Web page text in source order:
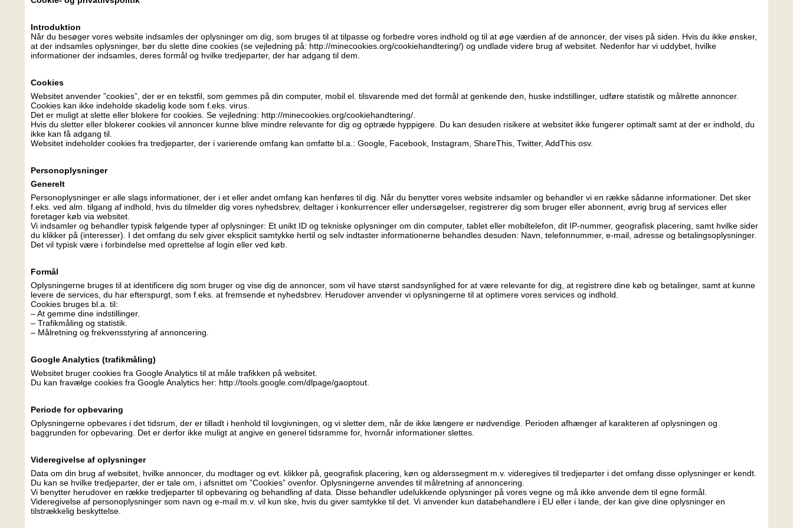
Introduktion
Når du besøger vores website indsamles der oplysninger om dig, som bruges til at tilpasse og forbedre vores indhold og til at øge værdien af de annoncer, der vises på siden. Hvis du ikke ønsker,
at der indsamles oplysninger, bør du slette dine cookies (se vejledning på: http://minecookies.org/cookiehandtering/) og undlade videre brug af websitet. Nedenfor har vi uddybet, hvilke
informationer der indsamles, deres formål og hvilke tredjeparter, der har adgang til dem.
Cookies
Websitet anvender ”cookies”, der er en tekstfil, som gemmes på din computer, mobil el. tilsvarende med det formål at genkende den, huske indstillinger, udføre statistik og målrette annoncer.
Cookies kan ikke indeholde skadelig kode som f.eks. virus.
Det er muligt at slette eller blokere for cookies. Se vejledning: http://minecookies.org/cookiehandtering/.
Hvis du sletter eller blokerer cookies vil annoncer kunne blive mindre relevante for dig og optræde hyppigere. Du kan desuden risikere at websitet ikke fungerer optimalt samt at der er indhold, du
ikke kan få adgang til.
Websitet indeholder cookies fra tredjeparter, der i varierende omfang kan omfatte bl.a.: Google, Facebook, Instagram, ShareThis, Twitter, AddThis osv.
Personoplysninger
Generelt
Personoplysninger er alle slags informationer, der i et eller andet omfang kan henføres til dig. Når du benytter vores website indsamler og behandler vi en række sådanne informationer. Det sker
f.eks. ved alm. tilgang af indhold, hvis du tilmelder dig vores nyhedsbrev, deltager i konkurrencer eller undersøgelser, registrerer dig som bruger eller abonnent, øvrig brug af services eller
foretager køb via websitet.
Vi indsamler og behandler typisk følgende typer af oplysninger: Et unikt ID og tekniske oplysninger om din computer, tablet eller mobiltelefon, dit IP-nummer, geografisk placering, samt hvilke sider
du klikker på (interesser). I det omfang du selv giver eksplicit samtykke hertil og selv indtaster informationerne behandles desuden: Navn, telefonnummer, e-mail, adresse og betalingsoplysninger.
Det vil typisk være i forbindelse med oprettelse af login eller ved køb.
Formål
Oplysningerne bruges til at identificere dig som bruger og vise dig de annoncer, som vil have størst sandsynlighed for at være relevante for dig, at registrere dine køb og betalinger, samt at kunne
levere de services, du har efterspurgt, som f.eks. at fremsende et nyhedsbrev. Herudover anvender vi oplysningerne til at optimere vores services og indhold.
Cookies bruges bl.a. til:
– At gemme dine indstillinger.
– Trafikmåling og statistik.
– Målretning og frekvensstyring af annoncering.
Google Analytics (trafikmåling)
Websitet bruger cookies fra Google Analytics til at måle trafikken på websitet.
Du kan fravælge cookies fra Google Analytics her: http://tools.google.com/dlpage/gaoptout.
Periode for opbevaring
Oplysningerne opbevares i det tidsrum, der er tilladt i henhold til lovgivningen, og vi sletter dem, når de ikke længere er nødvendige. Perioden afhænger af karakteren af oplysningen og
baggrunden for opbevaring. Det er derfor ikke muligt at angive en generel tidsramme for, hvornår informationer slettes.
Videregivelse af oplysninger
Data om din brug af websitet, hvilke annoncer, du modtager og evt. klikker på, geografisk placering, køn og alderssegment m.v. videregives til tredjeparter i det omfang disse oplysninger er kendt.
Du kan se hvilke tredjeparter, der er tale om, i afsnittet om ”Cookies” ovenfor. Oplysningerne anvendes til målretning af annoncering.
Vi benytter herudover en række tredjeparter til opbevaring og behandling af data. Disse behandler udelukkende oplysninger på vores vegne og må ikke anvende dem til egne formål.
Videregivelse af personoplysninger som navn og e-mail m.v. vil kun ske, hvis du giver samtykke til det. Vi anvender kun databehandlere i EU eller i lande, der kan give dine oplysninger en
tilstrækkelig beskyttelse.